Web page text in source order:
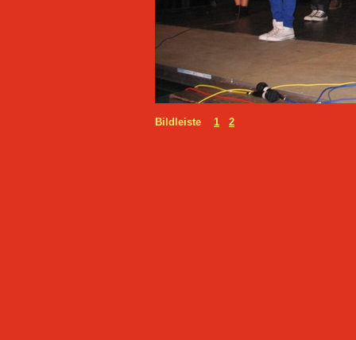
Bildleiste 1 2